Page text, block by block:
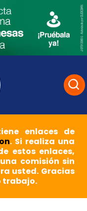
enlaces de
. Si realiza una
estos enlaces,
comisión sin
usted. Gracias
trabajo.